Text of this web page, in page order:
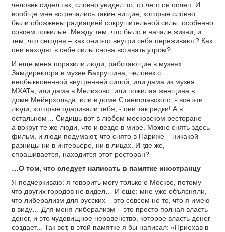
человек сидел так, словно увидел то, от чего он ослеп. И
вообще мне встречались такие нищие, которые словно
были обожжены радиацией сокрушительной силы, особенно
совсем пожилые. Между тем, что было в начале жизни, и
тем, что сегодня – как они это внутри себя переживают? Как
они находят в себе силы снова вставать утром?
И еще меня поразили люди, работающие в музеях.
Замдиректора в музее Бахрушина, человек с
необыкновенной внутренней силой, или дама из музея
МХАТа, или дама в Мелихово, или пожилая женщина в
доме Мейерхольда, или в доме Станиславского, - все эти
люди, которые одаривали тебя, - они так редки! А в
остальном… Сидишь вот в любом московском ресторане –
а вокруг те же люди, что и везде в мире. Можно снять здесь
фильм, и люди подумают, что снято в Париже – никакой
разницы ни в интерьере, ни в лицах. И где же,
спрашивается, находится этот ресторан?
…О том, что следует написать в памятке иностранцу
Я подчеркиваю: я говорить могу только о Москве, потому
что других городов не видел… И еще: мне уже объясняли,
что либерализм для русских – это совсем не то, что я имею
в виду… Для меня либерализм – это просто полная власть
денег, и это чудовищное неравенство, которое власть денег
создает... Так вот, в этой памятке я бы написал: «Приехав в